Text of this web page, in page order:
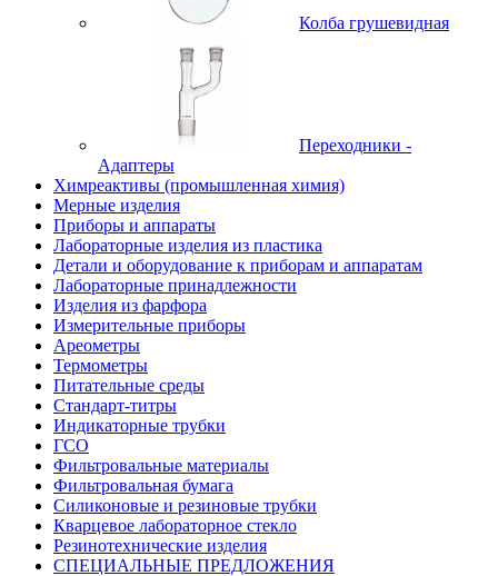
Колба грушевидная
Переходники -
Адаптеры
Химреактивы (промышленная химия)
Мерные изделия
Приборы и аппараты
Лабораторные изделия из пластика
Детали и оборудование к приборам и аппаратам
Лабораторные принадлежности
Изделия из фарфора
Измерительные приборы
Ареометры
Термометры
Питательные среды
Стандарт-титры
Индикаторные трубки
ГСО
Фильтровальные материалы
Фильтровальная бумага
Силиконовые и резиновые трубки
Кварцевое лабораторное стекло
Резинотехнические изделия
СПЕЦИАЛЬНЫЕ ПРЕДЛОЖЕНИЯ